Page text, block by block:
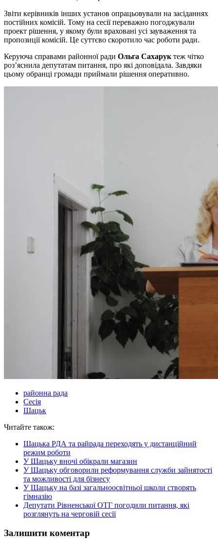
Звіти керівників інших установ опрацьовували на засіданнях
постійних комісій. Тому на сесії переважно погоджували
проект рішення, у якому були враховані усі зауваження та
пропозиції комісій. Це суттєво скоротило час роботи ради.
Керуюча справами районної ради Ольга Сахарук теж чітко
роз’яснила депутатам питання, про які доповідала. Завдяки
цьому обранці громади приймали рішення оперативно.
районна рада
Сесія
Шацьк
Читайте також:
Шацька РДА та райрада переходять у дистанційний
режим роботи
У Шацьку вночі обікрали магазин
У Шацьку обговорили реформування служби зайнятості
та можливості для бізнесу
У Шацьку на базі загальноосвітньої школи створять
гімназію
Депутати Рівненської ОТГ погодили питання, які
розглянуть на черговій сесії
Залишити коментар